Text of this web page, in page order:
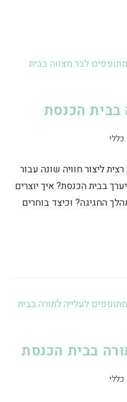
בבית הכנסת
כללי
ליצור חוויה שונה עבור
בבית הכנסת? איך יוצרים
החגיגה? וכיצד בוחרים
בבית הכנסת
כללי